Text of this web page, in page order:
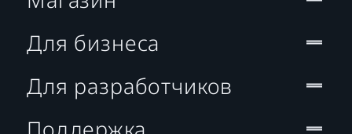
Для бизнеса
Для разработчиков